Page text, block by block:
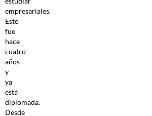
empresariales.
Esto
fue
hace
cuatro
años
y
ya
está
diplomada.
Desde